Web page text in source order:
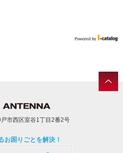
市西区室谷1丁目2番2号
お困りごとを解決！